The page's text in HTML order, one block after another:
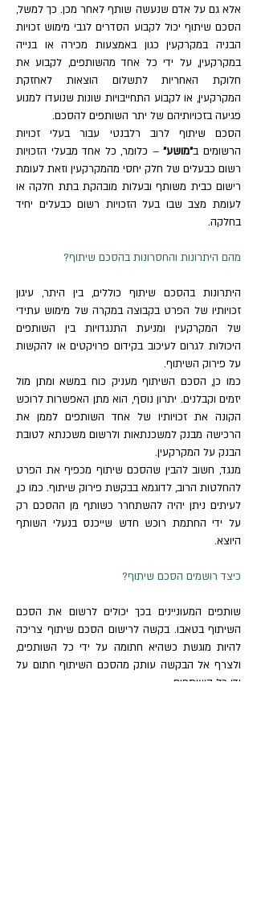
אלא גם על אדם שנעשה שותף לאחר מכן. כך למשל,
הסכם שיתוף יכול לקבוע הסדרים לגבי מימוש זכויות
הבניה במקרקעין כגון באמצעות מכירה או בנייה
במקרקעין, על ידי כל אחד מהשותפים, לקבוע את
חלוקת האחריות לתשלום הוצאות לאחזקת
המקרקעין, או לקבוע התחייבויות שונות שנועדו למנוע
פגיעה בזכויותיהם של יתר השותפים להסכם.
הסכם שיתוף לרוב רלבנטי עבור בעלי זכויות
הרשומים ב"מושע"– כלומר, כל אחד מבעלי הזכויות
רשום כבעלים של חלק יחסי מהמקרקעין וזאת לעומת
רישום כבית משותף ובעלות מובהקת בתת חלקה או
לעומת מצב שבו בעל הזכויות רשום כבעלים יחיד
בחלקה.
מהם היתרונות והחסרונות בהסכם שיתוף?
היתרונות בהסכם שיתוף כוללים, בין היתר, עיגון
זכויותיו של הפרט בקבוצה במקרה של מימוש עתידי
של המקרקעין ומניעת התנגדויות בין השותפים
היכולות לגרום לעיכוב בקידום פרויקטים או להקשות
על פירוק השיתוף.
כמו כן, הסכם השיתוף מעניק כוח במשא ומתן מול
יזמים וקבלנים. יתרון נוסף, הוא מתן האפשרות לרוכש
הקונה את זכויותיו של אחד השותפים לממן את
הרכישה מבנק למשכנתאות ולרשום משכנתא לטובת
הבנק על המקרקעין.
מנגד, חשוב להבין שהסכם שיתוף מכפיף את הפרט
להחלטות הרוב, לדוגמא בבקשת פירוק שיתוף. כמו כן,
לעיתים ניתן יהיה להשתחרר כשותף מן ההסכם רק
על ידי החתמת רוכש חדש שייכנס בנעלי השותף
היוצא.
כיצד רושמים הסכם שיתוף?
שותפים המעוניינים בכך יכולים לרשום את הסכם
השיתוף בטאבו. בקשה לרישום הסכם שיתוף צריכה
להיות מוגשת כשהיא חתומה על ידי כל השותפים,
ולצרף אל הבקשה עותק מהסכם השיתוף חתום על
ידי כל השותפים.